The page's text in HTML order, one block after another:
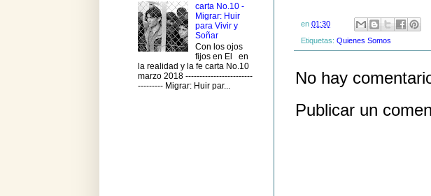
en 01:30
Etiquetas: Quienes Somos
No hay
Publicar un
carta No.10 -
Migrar: Huir
para Vivir y
Soñar
Con los ojos
fijos en El en
la realidad y la fe carta No.10
marzo 2018 ------------------------
--------- Migrar: Huir par...